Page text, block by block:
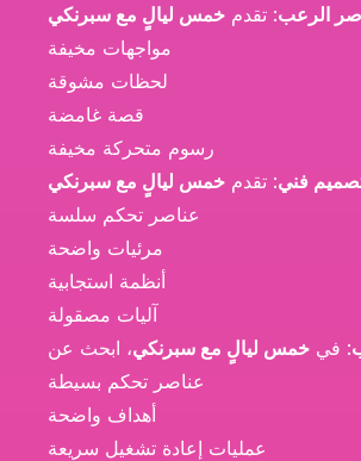
الرعب: تقدم خمس ليالٍ مع سبرنكي
مواجهات مخيفة
لحظات مشوقة
قصة غامضة
رسوم متحركة مخيفة
فني: تقدم خمس ليالٍ مع سبرنكي
عناصر تحكم سلسة
مرئيات واضحة
أنظمة استجابية
آليات مصقولة
: في خمس ليالٍ مع سبرنكي
عناصر تحكم بسيطة
أهداف واضحة
عمليات إعادة تشغيل سريعة